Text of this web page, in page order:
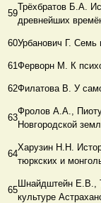
59
Трёхбратов Б.А.
древнейших
60Урбанович Г. Семь
61 Ферворн М. К
62Филатова В. У
63
Фролов А.А.,
Новгородской
64
Харузин Н.Н.
тюркских и
65
Шнайдштейн Е.В.,
культуре